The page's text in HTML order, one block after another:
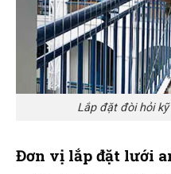
Lắp đặt đòi hỏi
Đơn vị lắp đặt lưới